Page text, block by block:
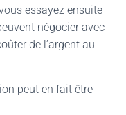
essayez ensuite
négocier avec
de l’argent au
peut en fait être